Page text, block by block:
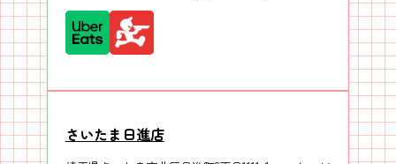
さいたま日進店